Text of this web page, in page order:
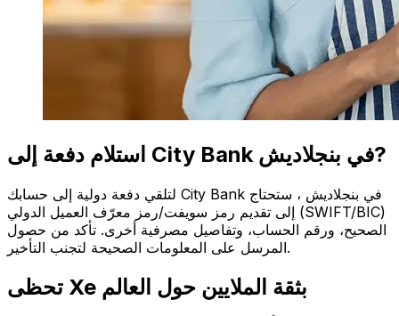
استلام دفعة إلى City Bank في بنجلاديش?
لتلقي دفعة دولية إلى حسابك City Bank في بنجلاديش ، ستحتاج
إلى تقديم رمز سويفت/رمز معرّف العميل الدولي (SWIFT/BIC)
الصحيح، ورقم الحساب، وتفاصيل مصرفية أخرى. تأكد من حصول
المرسل على المعلومات الصحيحة لتجنب التأخير.
تحظى Xe بثقة الملايين حول العالم